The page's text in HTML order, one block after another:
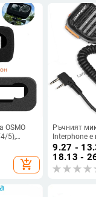
OSMO
5),
add_shopping_cart
Ръчният
Interphone
Baofeng UV-
9.27 -
18.13 -